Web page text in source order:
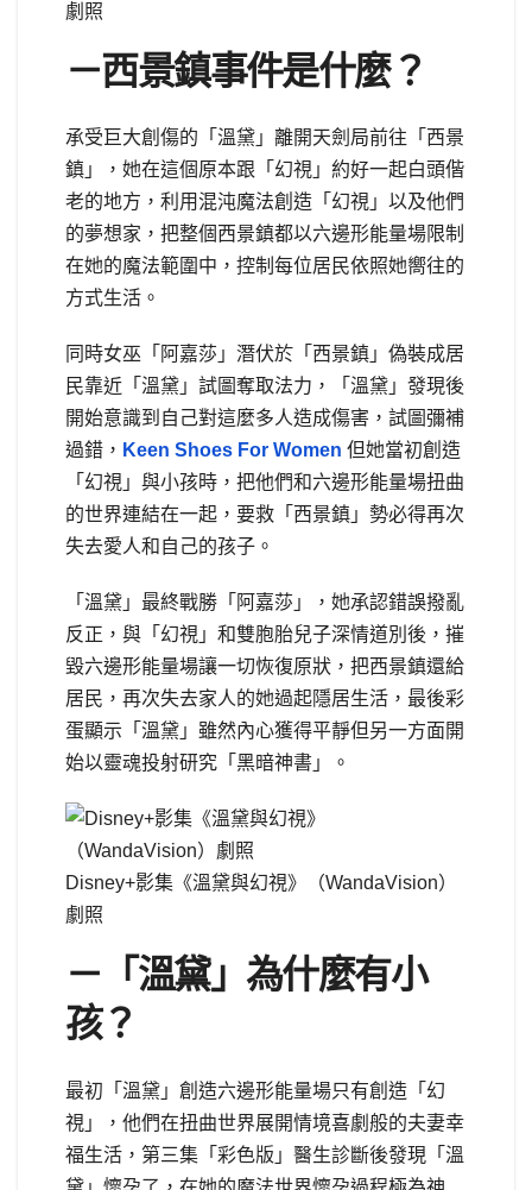
劇照
－西景鎮事件是什麼？
承受巨大創傷的「溫黛」離開天劍局前往「西景
鎮」，她在這個原本跟「幻視」約好一起白頭偕
老的地方，利用混沌魔法創造「幻視」以及他們
的夢想家，把整個西景鎮都以六邊形能量場限制
在她的魔法範圍中，控制每位居民依照她嚮往的
方式生活。
同時女巫「阿嘉莎」潛伏於「西景鎮」偽裝成居
民靠近「溫黛」試圖奪取法力，「溫黛」發現後
開始意識到自己對這麼多人造成傷害，試圖彌補
過錯， Keen Shoes For Women 但她當初創造
「幻視」與小孩時，把他們和六邊形能量場扭曲
的世界連結在一起，要救「西景鎮」勢必得再次
失去愛人和自己的孩子。
「溫黛」最終戰勝「阿嘉莎」，她承認錯誤撥亂
反正，與「幻視」和雙胞胎兒子深情道別後，摧
毀六邊形能量場讓一切恢復原狀，把西景鎮還給
居民，再次失去家人的她過起隱居生活，最後彩
蛋顯示「溫黛」雖然內心獲得平靜但另一方面開
始以靈魂投射研究「黑暗神書」。
Disney+影集《溫黛與幻視》（WandaVision）
劇照
－「溫黛」為什麼有小
孩？
最初「溫黛」創造六邊形能量場只有創造「幻
視」，他們在扭曲世界展開情境喜劇般的夫妻幸
福生活，第三集「彩色版」醫生診斷後發現「溫